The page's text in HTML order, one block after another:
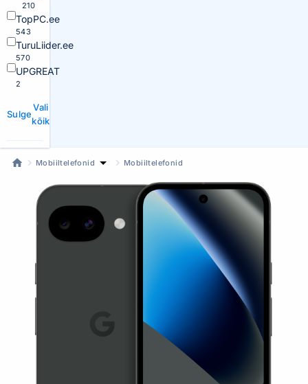
210
TopPC.ee
543
TuruLiider.ee
570
UPGREAT
2
Sulge
Vali
kõik
Mobiiltelefonid Mobiiltelefonid